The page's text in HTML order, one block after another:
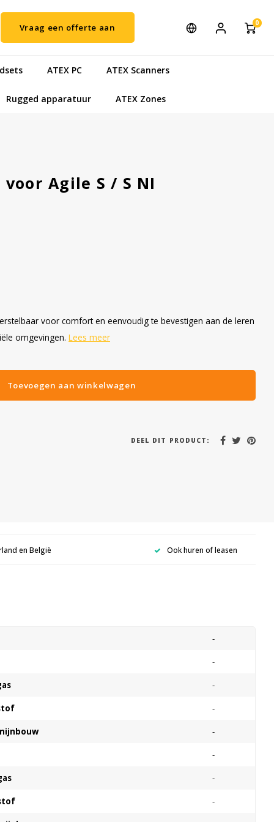
Vraag een offerte aan 0
ATEX PC ATEX Scanners
Rugged apparatuur ATEX Zones
Agile S / S NI
voor comfort en eenvoudig te bevestigen aan de leren
omgevingen. Lees meer
Toevoegen aan winkelwagen
DEEL DIT PRODUCT:
en België Ook huren of leasen
-
-
-
-
-
-
-
-